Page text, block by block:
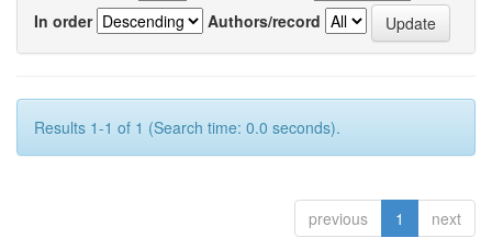
In order
Authors/record
Results 1-1 of 1 (Search time: 0.0 seconds).
previous 1 next